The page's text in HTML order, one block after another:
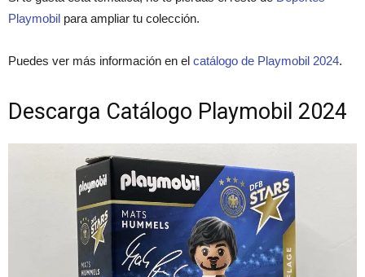
Playmobil para ampliar tu colección.
Puedes ver más información en el catálogo de Playmobil 2024.
Descarga Catálogo Playmobil 2024